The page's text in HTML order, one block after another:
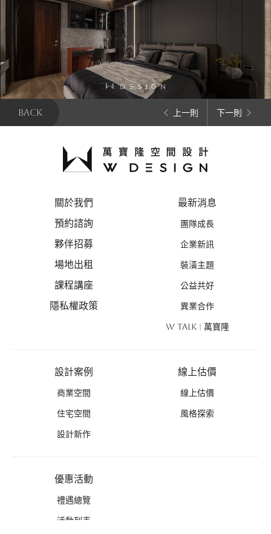
BACK 上一則 下一則
關於我們
預約諮詢
夥伴招募
場地出租
課程講座
隱私權政策
最新消息
團隊成長
企業新訊
裝潢主題
公益共好
異業合作
W TALK | 萬寶隆
設計案例
商業空間
住宅空間
設計新作
線上估價
線上估價
風格探索
優惠活動
禮遇總覽
活動列表